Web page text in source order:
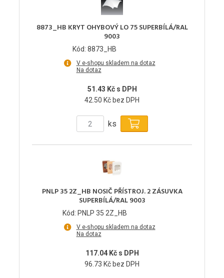
8873_HB KRYT OHYBOVÝ LO 75 SUPERBÍLÁ/RAL
9003
Kód: 8873_HB
V e-shopu skladem na dotaz
Na dotaz
51.43 Kč s DPH
42.50 Kč bez DPH
ks
PNLP 35 2Z_HB NOSIČ PŘÍSTROJ. 2 ZÁSUVKA
SUPERBÍLÁ/RAL 9003
Kód: PNLP 35 2Z_HB
V e-shopu skladem na dotaz
Na dotaz
117.04 Kč s DPH
96.73 Kč bez DPH